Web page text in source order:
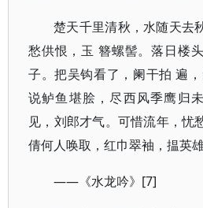
楚天千里清秋，水随天去
愁供恨，玉 簪螺髻。落日楼
子。把吴钩看了，阑干拍 遍
说鲈鱼堪脍，尽西风季鹰归
见，刘郎才气。可惜流年，忧
倩何人唤取，红巾翠袖，揾英
——《水龙吟》[7]